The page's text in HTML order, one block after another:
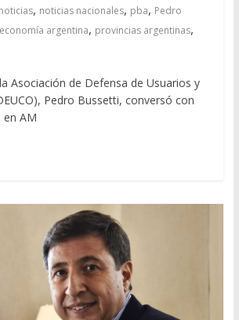
noticias, noticias nacionales, pba, Pedro
argentina, provincias argentinas,
Asociación de Defensa de Usuarios y
Pedro Bussetti, conversó con
en AM